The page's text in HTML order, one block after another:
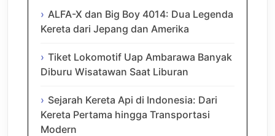
ALFA-X dan Big Boy 4014: Dua Legenda
Kereta dari Jepang dan Amerika
Tiket Lokomotif Uap Ambarawa Banyak
Diburu Wisatawan Saat Liburan
Sejarah Kereta Api di Indonesia: Dari
Kereta Pertama hingga Transportasi
Modern